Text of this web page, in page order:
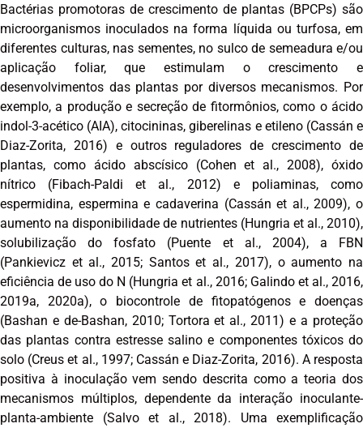
Bactérias promotoras de crescimento de plantas (BPCPs) são
microorganismos inoculados na forma líquida ou turfosa, em
diferentes culturas, nas sementes, no sulco de semeadura e/ou
aplicação foliar, que estimulam o crescimento e
desenvolvimentos das plantas por diversos mecanismos. Por
exemplo, a produção e secreção de fitormônios, como o ácido
indol-3-acético (AIA), citocininas, giberelinas e etileno (Cassán e
Diaz-Zorita, 2016) e outros reguladores de crescimento de
plantas, como ácido abscísico (Cohen et al., 2008), óxido
nítrico (Fibach-Paldi et al., 2012) e poliaminas, como
espermidina, espermina e cadaverina (Cassán et al., 2009), o
aumento na disponibilidade de nutrientes (Hungria et al., 2010),
solubilização do fosfato (Puente et al., 2004), a FBN
(Pankievicz et al., 2015; Santos et al., 2017), o aumento na
eficiência de uso do N (Hungria et al., 2016; Galindo et al., 2016,
2019a, 2020a), o biocontrole de fitopatógenos e doenças
(Bashan e de-Bashan, 2010; Tortora et al., 2011) e a proteção
das plantas contra estresse salino e componentes tóxicos do
solo (Creus et al., 1997; Cassán e Diaz-Zorita, 2016). A resposta
positiva à inoculação vem sendo descrita como a teoria dos
mecanismos múltiplos, dependente da interação inoculante-
planta-ambiente (Salvo et al., 2018). Uma exemplificação